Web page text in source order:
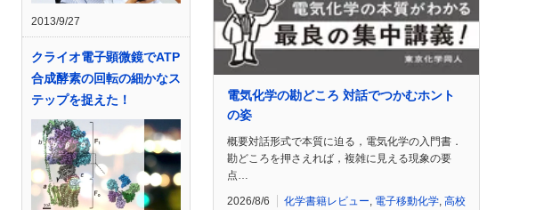
2013/9/27
クライオ電子顕微鏡でATP
合成酵素の回転の細かなス
テップを捉えた！
電気化学の勘どころ 対話でつかむホント
の姿
概要対話形式で本質に迫る，電気化学の入門書．
勘どころを押さえれば，複雑に見える現象の要
点…
2026/8/6 化学書籍レビュー 電子移動化学 高校